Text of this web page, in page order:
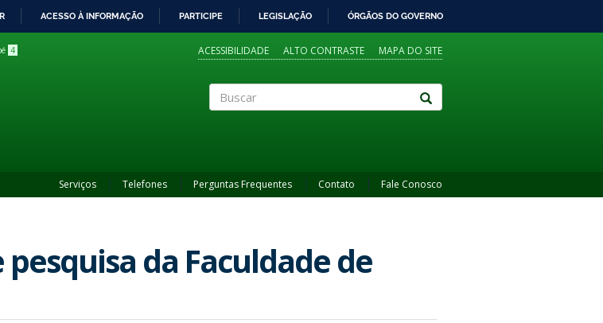
ACESSO À INFORMAÇÃO PARTICIPE LEGISLAÇÃO ÓRGÃOS DO GOVERNO
4 ACESSIBILIDADE ALTO CONTRASTE MAPA DO SITE
Serviços Telefones Perguntas Frequentes Contato Fale Conosco
pesquisa da Faculdade de